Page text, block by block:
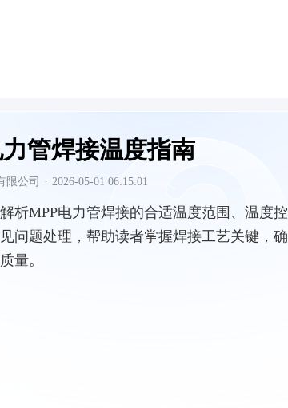
管焊接温度指南
限公司 · 2026-05-01 06:15:01
析MPP电力管焊接的合适温度范围、温度控
问题处理，帮助读者掌握焊接工艺关键，确
量。